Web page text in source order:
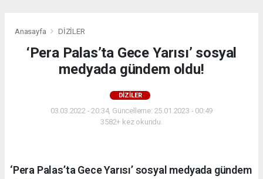
Anasayfa DİZİLER
‘Pera Palas’ta Gece Yarısı’ sosyal
medyada gündem oldu!
DİZİLER
03.03.2022 - 20:34, Güncelleme: 25.01.2023 - 00:49
3582+ kez okundu.
‘Pera Palas’ta Gece Yarısı’ sosyal medyada gündem